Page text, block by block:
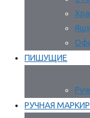
ПИШУЩИЕ
РУЧНАЯ